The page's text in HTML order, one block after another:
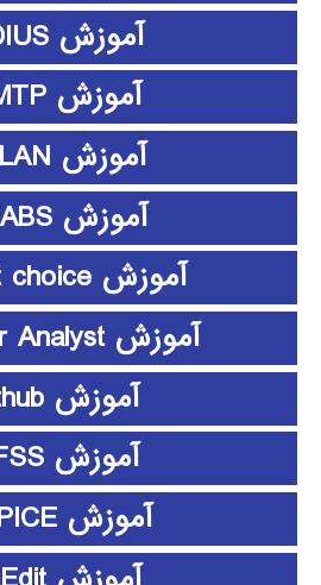
آموزش EDIUS
آموزش EMTP
آموزش ePLAN
آموزش ETABS
آموزش expert choice
آموزش Frontier Analyst
آموزش github
آموزش HFSS
آموزش HSPICE